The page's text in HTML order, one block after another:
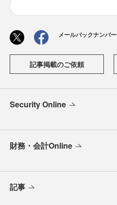
メールバックナンバー
記事掲載のご依頼
Security Online
財務・会計Online
記事